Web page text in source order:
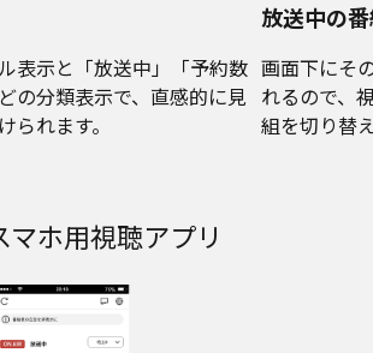
表示と「放送中」「予約数
の分類表示で、直感的に見
られます。
放送中の
画面下にそ
れるので、
組を切り替
マホ用視聴アプリ